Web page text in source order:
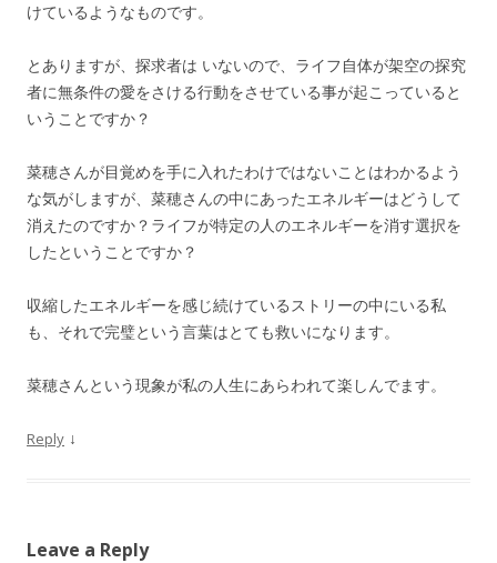
けているようなものです。
とありますが、探求者は いないので、ライフ自体が架空の探究
者に無条件の愛をさける行動をさせている事が起こっていると
いうことですか？
菜穂さんが目覚めを手に入れたわけではないことはわかるよう
な気がしますが、菜穂さんの中にあったエネルギーはどうして
消えたのですか？ライフが特定の人のエネルギーを消す選択を
したということですか？
収縮したエネルギーを感じ続けているストリーの中にいる私
も、それで完璧という言葉はとても救いになります。
菜穂さんという現象が私の人生にあらわれて楽しんでます。
Reply ↓
Leave a Reply